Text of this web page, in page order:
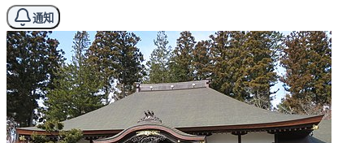
通知